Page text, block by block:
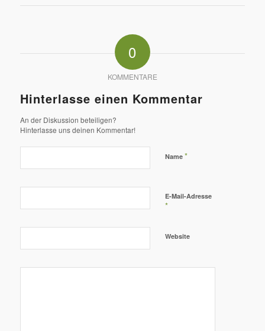
0
KOMMENTARE
Hinterlasse einen Kommentar
An der Diskussion beteiligen?
Hinterlasse uns deinen Kommentar!
Name *
E-Mail-Adresse
*
Website